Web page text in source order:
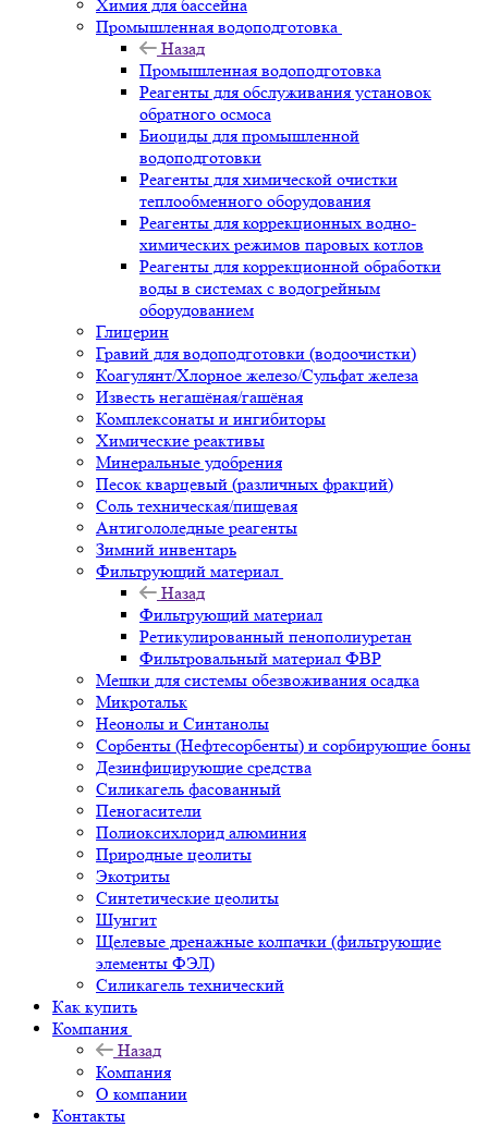
Химия для бассейна
Промышленная водоподготовка
Назад
Промышленная водоподготовка
Реагенты для обслуживания установок
обратного осмоса
Биоциды для промышленной
водоподготовки
Реагенты для химической очистки
теплообменного оборудования
Реагенты для коррекционных водно-
химических режимов паровых котлов
Реагенты для коррекционной обработки
воды в системах с водогрейным
оборудованием
Глицерин
Гравий для водоподготовки (водоочистки)
Коагулянт/Хлорное железо/Сульфат железа
Известь негашёная/гашёная
Комплексонаты и ингибиторы
Химические реактивы
Минеральные удобрения
Песок кварцевый (различных фракций)
Соль техническая/пищевая
Антигололедные реагенты
Зимний инвентарь
Фильтрующий материал
Назад
Фильтрующий материал
Ретикулированный пенополиуретан
Фильтровальный материал ФВР
Мешки для системы обезвоживания осадка
Микротальк
Неонолы и Синтанолы
Сорбенты (Нефтесорбенты) и сорбирующие боны
Дезинфицирующие средства
Силикагель фасованный
Пеногасители
Полиокси­хлорид алюминия
Природные цеолиты
Экотриты
Синтетические цеолиты
Шунгит
Щелевые дренажные колпачки (фильтрующие
элементы ФЭЛ)
Силикагель технический
Как купить
Компания
Назад
Компания
О компании
Контакты